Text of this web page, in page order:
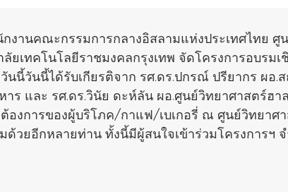
านคณะกรรมการกลางอิสลามแห่งประเทศไทย ศู
ทคโนโลยีราชมงคลกรุงเทพ จัดโครงการอบรมเ
นนี้วันนี้ได้รับเกียรติจาก รศ.ดร.ปกรณ์ ปรียากร ผอ.
และ รศ.ดร.วินัย ดะห์ลัน ผอ.ศูนย์วิทยาศาสตร์ฮา
งการของผู้บริโภค/กาแฟ/เบเกอรี่ ณ ศูนย์วิทยาศ
วยอีกหลายท่าน ทั้งนี้มีผู้สนใจเข้าร่วมโครงการฯ